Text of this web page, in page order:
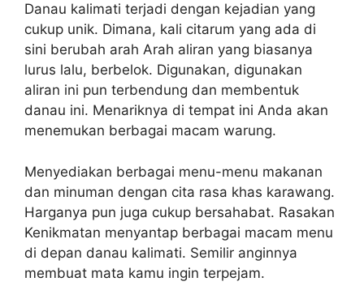
Danau kalimati terjadi dengan kejadian yang
cukup unik. Dimana, kali citarum yang ada di
sini berubah arah Arah aliran yang biasanya
lurus lalu, berbelok. Digunakan, digunakan
aliran ini pun terbendung dan membentuk
danau ini. Menariknya di tempat ini Anda akan
menemukan berbagai macam warung.
Menyediakan berbagai menu-menu makanan
dan minuman dengan cita rasa khas karawang.
Harganya pun juga cukup bersahabat. Rasakan
Kenikmatan menyantap berbagai macam menu
di depan danau kalimati. Semilir anginnya
membuat mata kamu ingin terpejam.